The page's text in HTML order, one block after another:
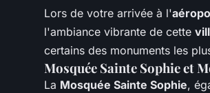
Lors de votre arrivée à l'
l'ambiance vibrante de cette
certains des monuments les
Mosquée Sainte Sophie et
La Mosquée Sainte Sophie,